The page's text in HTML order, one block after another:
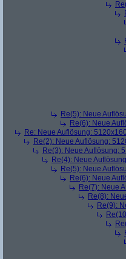
Re(5): Neue
Re(6): Neue
Re: Neue Auflösung:
Re(2): Neue Auflösung:
Re(3): Neue Auflösung:
Re(4): Neue
Re(5): Neue
Re(6): Neue
Re(7): Neue
Re(8):
Re(9):